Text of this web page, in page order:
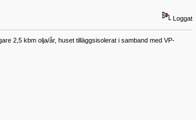
Loggat
2,5 kbm olja/år, huset tilläggsisolerat i samband med VP-